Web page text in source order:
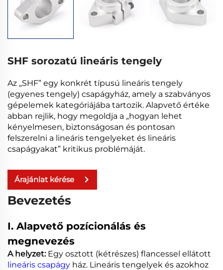
SHF sorozatú lineáris tengely
Az „SHF” egy konkrét típusú lineáris tengely
(egyenes tengely) csapágyház, amely a szabványos
gépelemek kategóriájába tartozik. Alapvető értéke
abban rejlik, hogy megoldja a „hogyan lehet
kényelmesen, biztonságosan és pontosan
felszerelni a lineáris tengelyeket és lineáris
csapágyakat” kritikus problémáját.
Árajánlat kérése
Bevezetés
I. Alapvető pozícionálás és
megnevezés
A helyzet: Egy osztott (kétrészes) flancessel ellátott
lineáris csapágy ház. Lineáris tengelyek és azokhoz